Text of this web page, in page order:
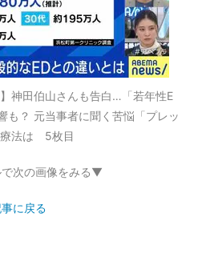
】神田伯山さんも告白…「若年性E
も？ 元当事者に聞く苦悩「プレッ
療法は 5枚目
次の画像をみる▼
に戻る